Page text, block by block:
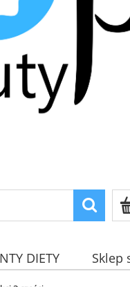
DIETY
Sklep